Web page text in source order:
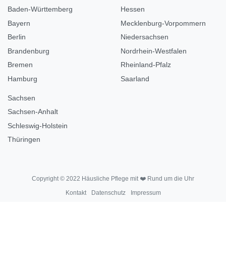
Baden-Württemberg
Bayern
Berlin
Brandenburg
Bremen
Hamburg
Hessen
Mecklenburg-Vorpommern
Niedersachsen
Nordrhein-Westfalen
Rheinland-Pfalz
Saarland
Sachsen
Sachsen-Anhalt
Schleswig-Holstein
Thüringen
Copyright © 2022 Häusliche Pflege mit ❤️ Rund um die Uhr
Kontakt
Datenschutz Impressum